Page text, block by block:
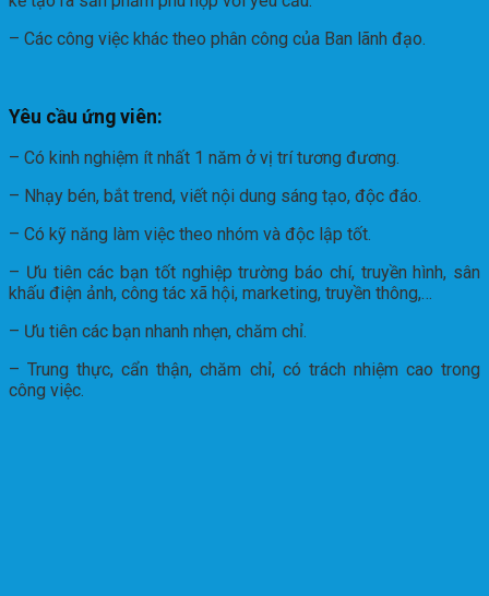
– Các công việc khác theo phân công của Ban lãnh đạo.
Yêu cầu ứng viên:
– Có kinh nghiệm ít nhất 1 năm ở vị trí tương đương.
– Nhạy bén, bắt trend, viết nội dung sáng tạo, độc đáo.
– Có kỹ năng làm việc theo nhóm và độc lập tốt.
– Ưu tiên các bạn tốt nghiệp trường báo chí, truyền hình, sân
khấu điện ảnh, công tác xã hội, marketing, truyền thông,…
– Ưu tiên các bạn nhanh nhẹn, chăm chỉ.
– Trung thực, cẩn thận, chăm chỉ, có trách nhiệm cao trong
công việc.